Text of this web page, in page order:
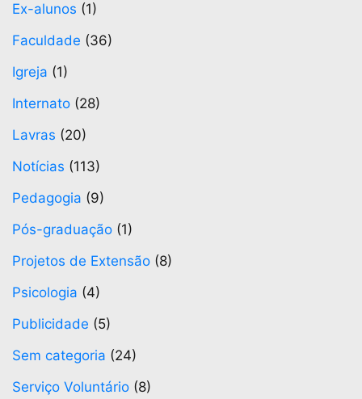
Ex-alunos (1)
Faculdade (36)
Igreja (1)
Internato (28)
Lavras (20)
Notícias (113)
Pedagogia (9)
Pós-graduação (1)
Projetos de Extensão (8)
Psicologia (4)
Publicidade (5)
Sem categoria (24)
Serviço Voluntário (8)